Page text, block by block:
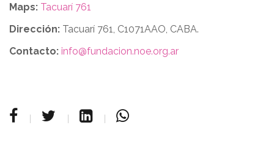
Maps: Tacuarí 761
Dirección: Tacuarí 761, C1071AAO, CABA.
Contacto: info@fundacion.noe.org.ar